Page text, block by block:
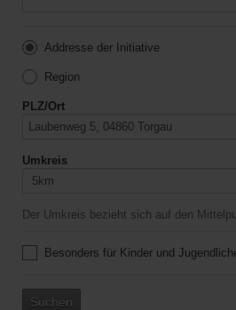
Addresse der Initiative
Region
PLZ/Ort
Umkreis
Der Umkreis bezieht sich auf den
Besonders für Kinder und
Suchen